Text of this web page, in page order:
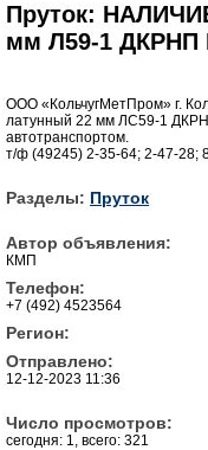
Пруток:
мм Л59-1 ДКРНП
ООО «КольчугМетПром» г.
латунный 22 мм ЛС59-1
автотранспортом.
т/ф (49245) 2-35-64; 2-47-28;
Разделы: Пруток
Автор объявления:
КМП
Телефон:
+7 (492) 4523564
Регион:
Отправлено:
12-12-2023 11:36
Число просмотров:
сегодня: 1, всего: 321